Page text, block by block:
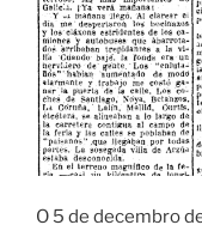
O 5 de decembro